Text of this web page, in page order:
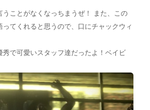
ことがなくなっちまうぜ！ また、この
てくれると思うので、口にチャックウィ
で可愛いスタッフ達だったよ！ベイビ